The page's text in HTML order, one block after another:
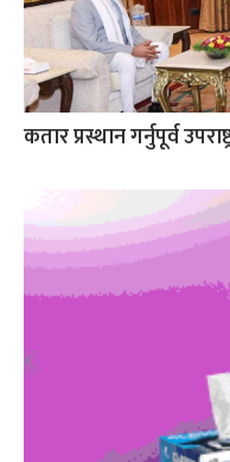
कतार प्रस्थान गर्नुपूर्व